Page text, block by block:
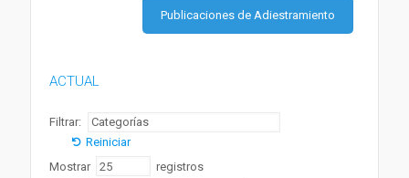
Publicaciones de Adiestramiento
ACTUAL
Filtrar:
Reiniciar
Mostrar
registros